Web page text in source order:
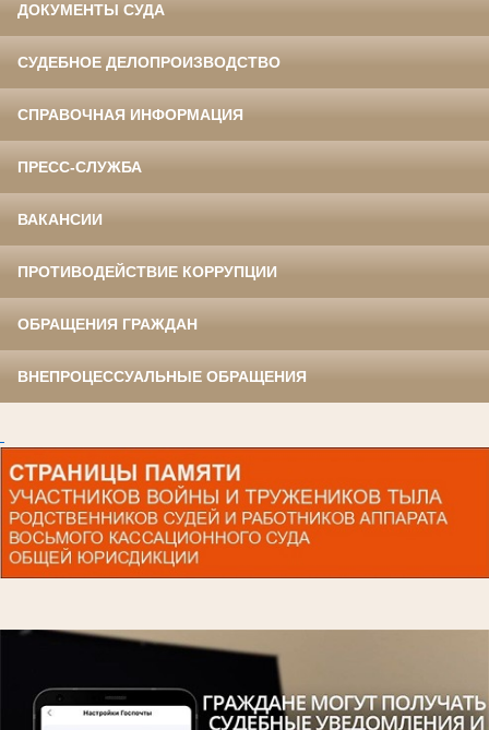
ДОКУМЕНТЫ СУДА
СУДЕБНОЕ ДЕЛОПРОИЗВОДСТВО
СПРАВОЧНАЯ ИНФОРМАЦИЯ
ПРЕСС-СЛУЖБА
ВАКАНСИИ
ПРОТИВОДЕЙСТВИЕ КОРРУПЦИИ
ОБРАЩЕНИЯ ГРАЖДАН
ВНЕПРОЦЕССУАЛЬНЫЕ ОБРАЩЕНИЯ